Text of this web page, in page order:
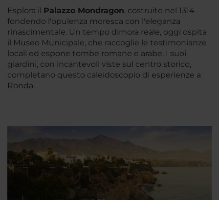
Esplora il Palazzo Mondragon, costruito nel 1314
fondendo l'opulenza moresca con l'eleganza
rinascimentale. Un tempo dimora reale, oggi ospita
il Museo Municipale, che raccoglie le testimonianze
locali ed espone tombe romane e arabe. I suoi
giardini, con incantevoli viste sul centro storico,
completano questo caleidoscopio di esperienze a
Ronda.